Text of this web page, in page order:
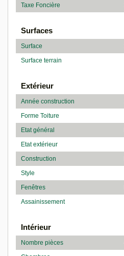
Taxe Foncière
Surfaces
Surface
Surface terrain
Extérieur
Année construction
Forme Toiture
Etat général
Etat extérieur
Construction
Style
Fenêtres
Assainissement
Intérieur
Nombre pièces